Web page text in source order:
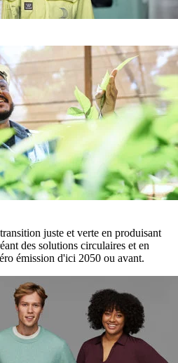
juste et verte en produisant
des solutions circulaires et en
émission d'ici 2050 ou avant.